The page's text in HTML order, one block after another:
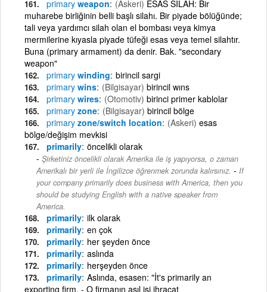
primary weapon (Askeri) ESAS SİLAH: Bir
muharebe birliğinin belli başlı silahı. Bir piyade bölüğünde;
tali veya yardımcı silah olan el bombası veya kimya
mermilerine kıyasla piyade tüfeği esas veya temel silahtır.
Buna (primary armament) da denir. Bak. "secondary
weapon"
primary winding birincil sargi
primary wins (Bilgisayar) birincil wıns
primary wires (Otomotiv) birinci primer kablolar
primary zone (Bilgisayar) birincil bölge
primary zone/switch location (Askeri) esas
bölge/değişim mevkisi
primarily öncelikli olarak
Şirketiniz öncelikli olarak Amerika ile iş yapıyorsa, o zaman
Amerikalı bir yerli ile İngilizce öğrenmek zorunda kalırsınız. - If
your company primarily does business with America, then you
should be studying English with a native speaker from
America.
primarily ilk olarak
primarily en çok
primarily her şeyden önce
primarily aslında
primarily herşeyden önce
primarily Aslında, esasen: "İt's primarily an
exporting firm. - O firmanın asıl işi ihracat